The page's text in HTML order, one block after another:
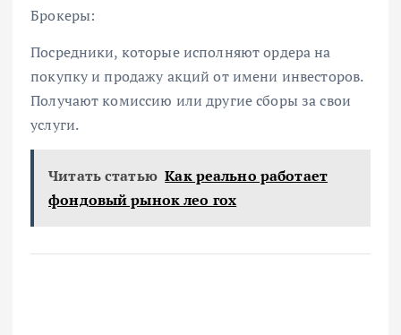
Брокеры:
Посредники, которые исполняют ордера на
покупку и продажу акций от имени инвесторов.
Получают комиссию или другие сборы за свои
услуги.
Читать статью Как реально работает
фондовый рынок лео гох